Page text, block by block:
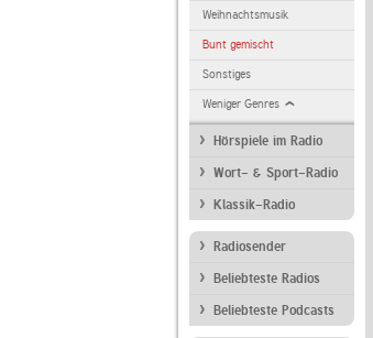
Weihnachtsmusik
Bunt gemischt
Sonstiges
Weniger Genres
Hörspiele im Radio
Wort- & Sport-Radio
Klassik-Radio
Radiosender
Beliebteste Radios
Beliebteste Podcasts